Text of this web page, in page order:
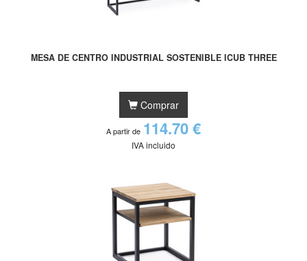
MESA DE CENTRO INDUSTRIAL SOSTENIBLE ICUB THREE
Comprar
A partir de 114.70 €
IVA incluido